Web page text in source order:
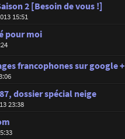
2 [Besoin de vous !]
15:51
pour moi
francophones sur google +
dossier spécial neige
23:38